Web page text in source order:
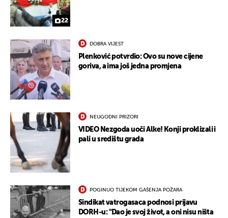
22
DOBRA VIJEST
Plenković potvrdio: Ovo su nove cijene
goriva, a ima još jedna promjena
NEUGODNI PRIZORI
VIDEO Nezgoda uoči Alke! Konji proklizali i
pali u središtu grada
POGINUO TIJEKOM GAŠENJA POŽARA
Sindikat vatrogasaca podnosi prijavu
DORH-u: "Dao je svoj život, a oni nisu ništa